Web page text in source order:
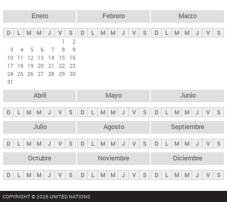
ds
p
n
c
i
p
l
e
s
Enero
D L M M J V
S
1
2
3
4 5 6 7 8
9
10 11 12 13 14 15
16
17 18 19 20 21 22 23
24 25 26 27 28 29 30
31
Febrero
D L M M J V S
Marzo
D L M M J V S
Abril
D L M M J V S
Mayo
D L M M J V S
Junio
D L M M J V S
Julio
D L M M J V S
Agosto
D L M M J V S
Septiembre
D L M M J V S
Octubre
D L M M J V S
Noviembre
D L M M J V S
Diciembre
D L M M J V S
COPYRIGHT © 2026 UNITED NATIONS